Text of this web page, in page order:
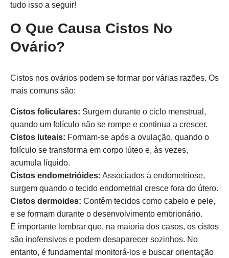
tudo isso a seguir!
O Que Causa Cistos No
Ovário?
Cistos nos ovários podem se formar por várias razões. Os
mais comuns são:
Cistos foliculares: Surgem durante o ciclo menstrual,
quando um folículo não se rompe e continua a crescer.
Cistos luteais: Formam-se após a ovulação, quando o
folículo se transforma em corpo lúteo e, às vezes,
acumula líquido.
Cistos endometrióides: Associados à endometriose,
surgem quando o tecido endometrial cresce fora do útero.
Cistos dermoides: Contêm tecidos como cabelo e pele,
e se formam durante o desenvolvimento embrionário.
É importante lembrar que, na maioria dos casos, os cistos
são inofensivos e podem desaparecer sozinhos. No
entanto, é fundamental monitorá-los e buscar orientação